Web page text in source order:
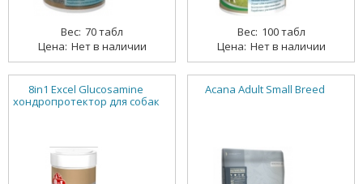
70 табл
Нет в наличии
100 табл
Нет в наличии
8in1 Excel Glucosamine
хондропротектор для собак
Acana Adult Small Breed